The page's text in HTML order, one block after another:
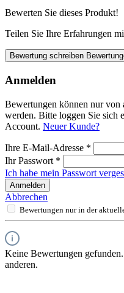
Bewerten Sie dieses Produkt!
Teilen Sie Ihre Erfahrungen
Bewertung schreiben
Anmelden
Bewertungen können nur von
werden. Bitte loggen Sie sich
Account. Neuer Kunde?
Ihre E-Mail-Adresse *
Ihr Passwort *
Ich habe mein Passwort
Anmelden
Abbrechen
Bewertungen nur in der
Keine Bewertungen
anderen.